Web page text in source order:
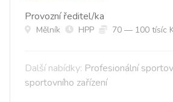
Provozní ředitel/ka
Mělník HPP 70 — 100 tísíc
Další nabídky: Profesionální
sportovního zařízení